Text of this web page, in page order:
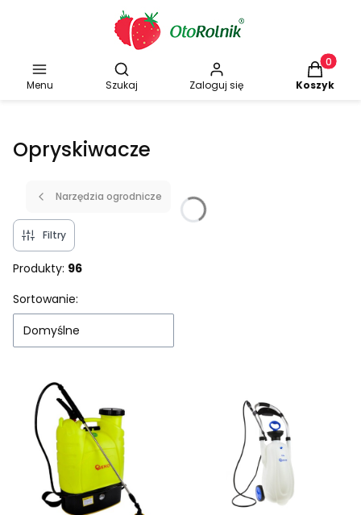
Menu
Otwórz wyszukiwarkę
Szukaj Zaloguj się
Produkty
Koszyk
Opryskiwacze
Narzędzia ogrodnicze
Filtry
Produkty: 96
Lista produktów
Sortowanie:
Domyślne